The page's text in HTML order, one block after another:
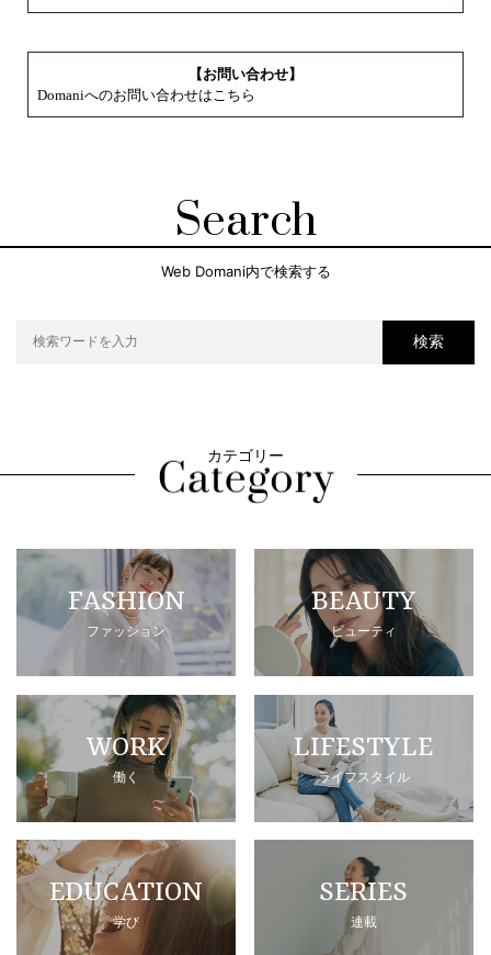
【お問い合わせ】
Domaniへのお問い合わせはこちら
Search
Web Domani内で検索する
検索
カテゴリー
FASHION
ファッション
BEAUTY
ビューティ
WORK
働く
LIFESTYLE
ライフスタイル
EDUCATION
学び
SERIES
連載